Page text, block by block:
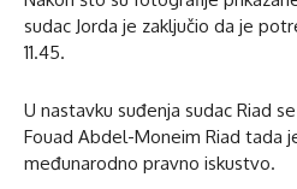
sudac Jorda je zaključio da je
11.45.
U nastavku suđenja sudac Riad
Fouad Abdel-Moneim Riad tada
međunarodno pravno iskustvo.